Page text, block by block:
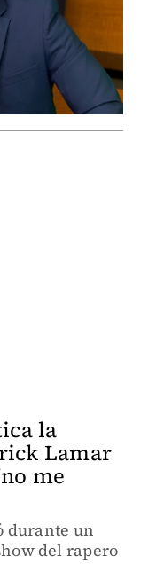
la
Lamar
me
durante un
del rapero